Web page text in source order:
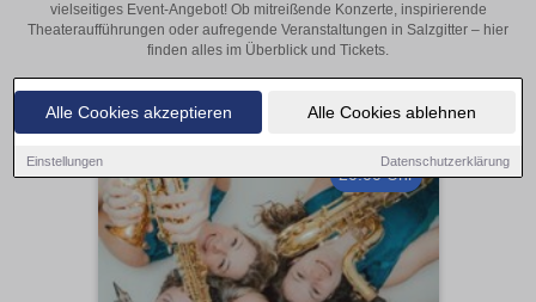
Alle Cookies akzeptieren Alle Cookies ablehnen
Einstellungen Datenschutzerklärung
vielseitiges Event-Angebot! Ob mitreißende Konzerte, inspirierende
Theateraufführungen oder aufregende Veranstaltungen in Salzgitter – hier
finden alles im Überblick und Tickets.
20:00 Uhr